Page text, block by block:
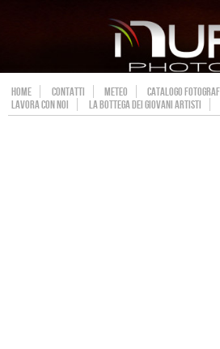
HOME CONTATTI METEO
CATALOGO
LAVORA CON NOI
LA BOTTEGA DEI GIOVANI ARTISTI